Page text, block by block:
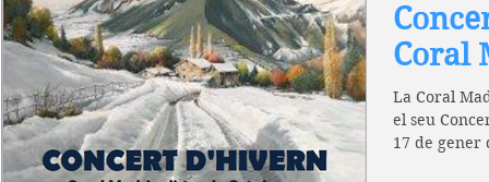
Coral
La Coral
el seu
17 de gener